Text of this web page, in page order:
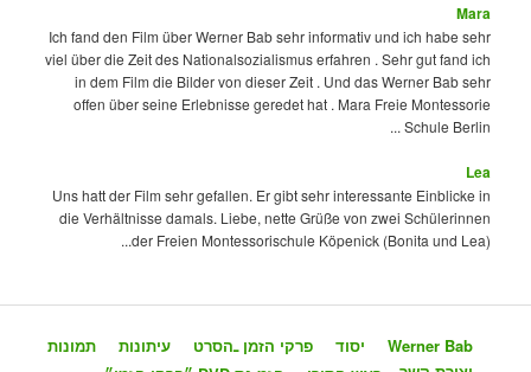
Mara
Ich fand den Film über Werner Bab sehr informativ und ich habe sehr
viel über die Zeit des Nationalsozialismus erfahren . Sehr gut fand ich
in dem Film die Bilder von dieser Zeit . Und das Werner Bab sehr
offen über seine Erlebnisse geredet hat . Mara Freie Montessorie
Schule Berlin ...
Lea
Uns hatt der Film sehr gefallen. Er gibt sehr interessante Einblicke in
die Verhältnisse damals. Liebe, nette Grüße von zwei Schülerinnen
der Freien Montessorischule Köpenick (Bonita und Lea)...
Werner Bab יסוד פרקי הזמן ـהסרט עיתונות
תמונות